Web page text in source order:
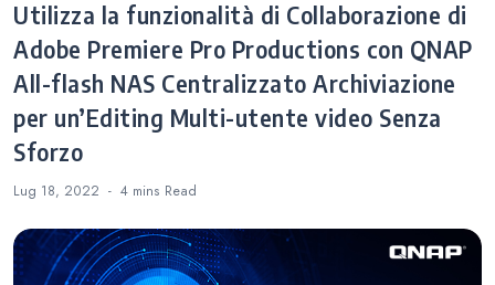
Utilizza la funzionalità di Collaborazione di
Adobe Premiere Pro Productions con QNAP
All-flash NAS Centralizzato Archiviazione
per un’Editing Multi-utente video Senza
Sforzo
Lug 18, 2022 4 mins Read